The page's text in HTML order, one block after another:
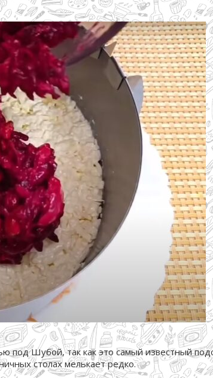
под Шубой, так как это самый известный
столах мелькает редко.